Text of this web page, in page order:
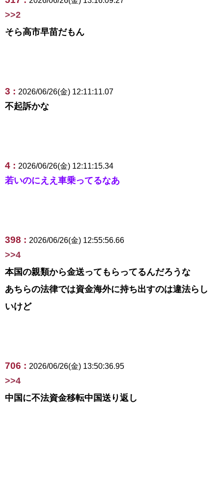
>>2
そら高市早苗だもん
3 : 2026/06/26(金) 12:11:11.07
不起訴かな
4 : 2026/06/26(金) 12:11:15.34
若いのにええ車乗ってるなあ
398 : 2026/06/26(金) 12:55:56.66
>>4
本国の親類から金送ってもらってるんだろうな
あちらの法律では資金海外に持ち出すのは違法らし
いけど
706 : 2026/06/26(金) 13:50:36.95
>>4
中国に不法資金移転中国送り返し